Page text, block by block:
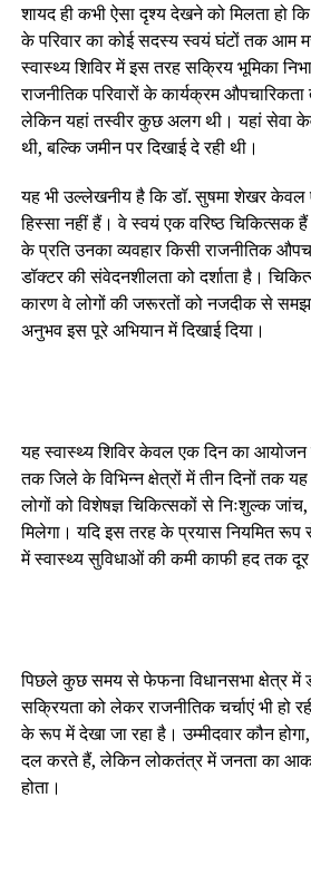
शायद ही कभी ऐसा दृश्य देखने को मिलता हो
के परिवार का कोई सदस्य स्वयं घंटों तक आम
स्वास्थ्य शिविर में इस तरह सक्रिय भूमिका
राजनीतिक परिवारों के कार्यक्रम
लेकिन यहां तस्वीर कुछ अलग थी। यहां सेवा
थी, बल्कि जमीन पर दिखाई दे रही थी।
यह भी उल्लेखनीय है कि डॉ. सुषमा शेखर केवल
हिस्सा नहीं हैं। वे स्वयं एक वरिष्ठ चिकित्सक
के प्रति उनका व्यवहार किसी राजनीतिक
डॉक्टर की संवेदनशीलता को दर्शाता है।
कारण वे लोगों की जरूरतों को नजदीक से
अनुभव इस पूरे अभियान में दिखाई दिया।
यह स्वास्थ्य शिविर केवल एक दिन का
तक जिले के विभिन्न क्षेत्रों में तीन दिनों तक
लोगों को विशेषज्ञ चिकित्सकों से निःशुल्क
मिलेगा। यदि इस तरह के प्रयास नियमित रूप से
में स्वास्थ्य सुविधाओं की कमी काफी हद तक
पिछले कुछ समय से फेफना विधानसभा क्षेत्र में
सक्रियता को लेकर राजनीतिक चर्चाएं भी हो
के रूप में देखा जा रहा है। उम्मीदवार कौन
दल करते हैं, लेकिन लोकतंत्र में जनता का
होता।